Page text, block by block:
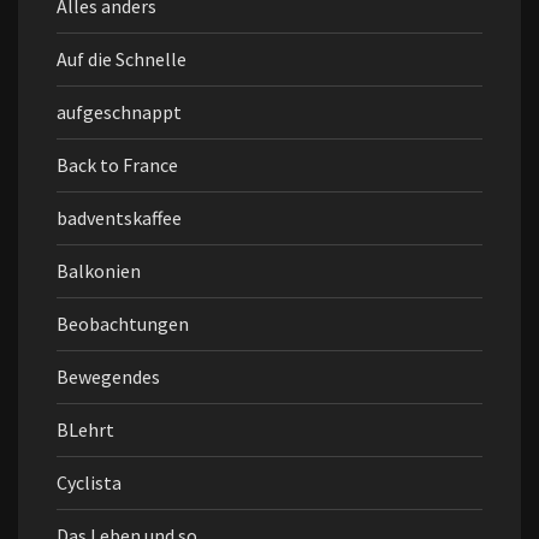
Alles anders
Auf die Schnelle
aufgeschnappt
Back to France
badventskaffee
Balkonien
Beobachtungen
Bewegendes
BLehrt
Cyclista